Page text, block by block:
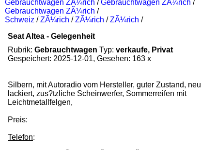
Gebrauchtwagen ZÃ¼rich /Gebrauchtwagen ZÃ¼rich /
Gebrauchtwagen ZÃ¼rich /
Schweiz /ZÃ¼rich /ZÃ¼rich /ZÃ¼rich /
Seat Altea - Gelegenheit
Rubrik: Gebrauchtwagen Typ: verkaufe, Privat
Gespeichert: 2025-12-01, Gesehen: 163 x
Silbern, mit Autoradio vom Hersteller, guter Zustand, neu
lackiert, zus?tzliche Scheinwerfer, Sommerreifen mit
Leichtmetallfelgen,
Preis:
Telefon: